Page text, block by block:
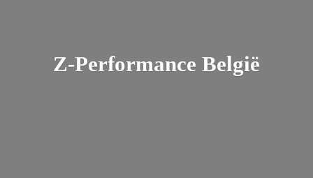
Z-Performance België